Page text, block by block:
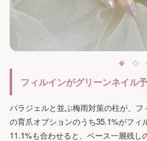
フィルインがグリーンネイル
パラジェルと並ぶ梅雨対策の柱が、
の育爪オプションのうち35.1%がフィ
11.1%も合わせると、ベース一層残し